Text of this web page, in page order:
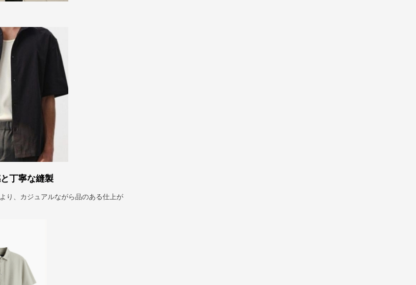
丁寧な縫製
り、カジュアルながら品のある仕上が